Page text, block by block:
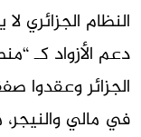
النظام الجزائري
دعم الأزواد كـ
الجزائر وعقدوا
في مالي